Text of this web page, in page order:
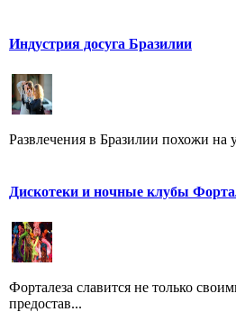
Индустрия досуга Бразилии
Развлечения в Бразилии похожи на
Дискотеки и ночные клубы
Форталеза славится не только
предостав...